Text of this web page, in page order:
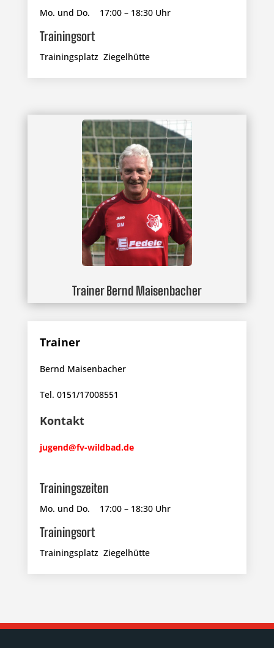
Mo. und Do. 17:00 – 18:30 Uhr
Trainingsort
Trainingsplatz Ziegelhütte
Trainer Bernd Maisenbacher
Trainer
Bernd Maisenbacher
Tel. 0151/17008551
Kontakt
jugend@fv-wildbad.de
Trainingszeiten
Mo. und Do. 17:00 – 18:30 Uhr
Trainingsort
Trainingsplatz Ziegelhütte